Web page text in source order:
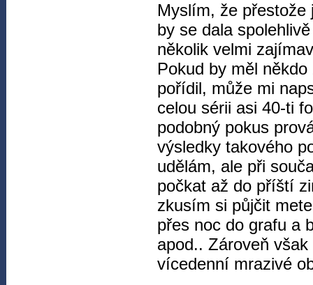
Myslím, že přestože
by se dala
několik velmi
Pokud by měl
pořídil, může mi
celou sérii asi 40-ti
podobný pokus
výsledky takového
udělám, ale při
počkat až do příští
zkusím si půjčit
přes noc do grafu a
apod.. Zároveň
vícedenní mrazivé